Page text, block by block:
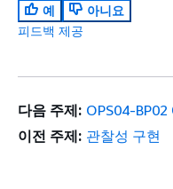
예
아니요
피드백 제공
다음 주제: OPS04-
이전 주제: 관찰성 구현